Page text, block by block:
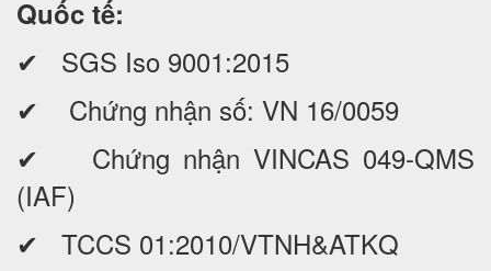
Quốc tế:
✔ SGS Iso 9001:2015
✔ Chứng nhận số: VN 16/0059
✔ Chứng nhận VINCAS 049-QMS
(IAF)
✔ TCCS 01:2010/VTNH&ATKQ